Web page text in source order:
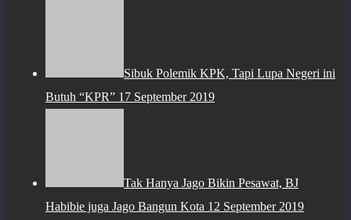
Sibuk Polemik KPK, Tapi Lupa Negeri ini
Butuh “KPR” 17 September 2019
Tak Hanya Jago Bikin Pesawat, BJ
Habibie juga Jago Bangun Kota 12 September 2019